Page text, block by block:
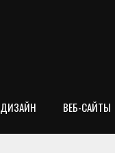
ДИЗАЙН ВЕБ-САЙТЫ